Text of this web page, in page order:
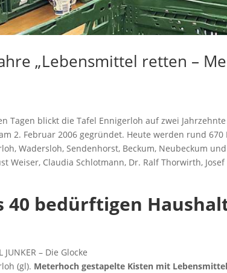
„Lebensmittel retten –
Tagen blickt die Tafel Ennigerloh auf zwei
2. Februar 2006 gegründet. Heute werden rund
Wadersloh, Sendenhorst, Beckum, Neubeckum
Weiser, Claudia Schlotmann, Dr. Ralf Thorwirth,
40 bedürftigen
JUNKER – Die Glocke
(gl). Meterhoch gestapelte Kisten mit